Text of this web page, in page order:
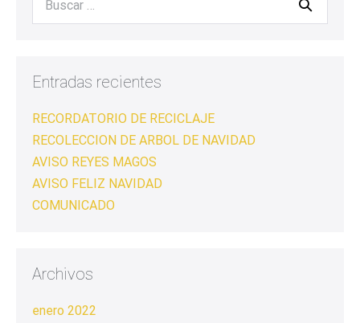
Entradas recientes
RECORDATORIO DE RECICLAJE
RECOLECCION DE ARBOL DE NAVIDAD
AVISO REYES MAGOS
AVISO FELIZ NAVIDAD
COMUNICADO
Archivos
enero 2022